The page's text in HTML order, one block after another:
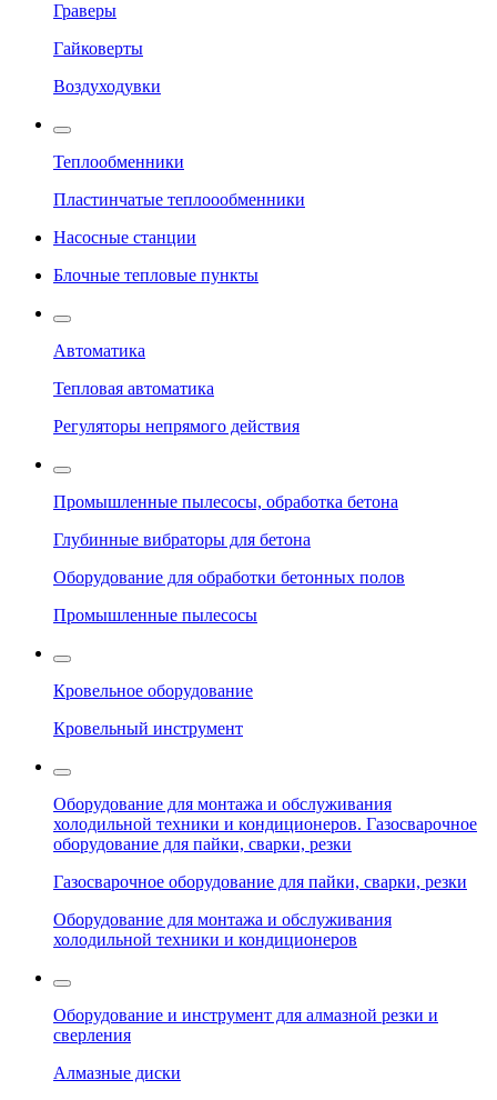
Граверы
Гайковерты
Воздуходувки
Теплообменники
Пластинчатые теплоообменники
Насосные станции
Блочные тепловые пункты
Автоматика
Тепловая автоматика
Регуляторы непрямого действия
Промышленные пылесосы, обработка бетона
Глубинные вибраторы для бетона
Оборудование для обработки бетонных полов
Промышленные пылесосы
Кровельное оборудование
Кровельный инструмент
Оборудование для монтажа и обслуживания
холодильной техники и кондиционеров. Газосварочное
оборудование для пайки, сварки, резки
Газосварочное оборудование для пайки, сварки, резки
Оборудование для монтажа и обслуживания
холодильной техники и кондиционеров
Оборудование и инструмент для алмазной резки и
сверления
Алмазные диски